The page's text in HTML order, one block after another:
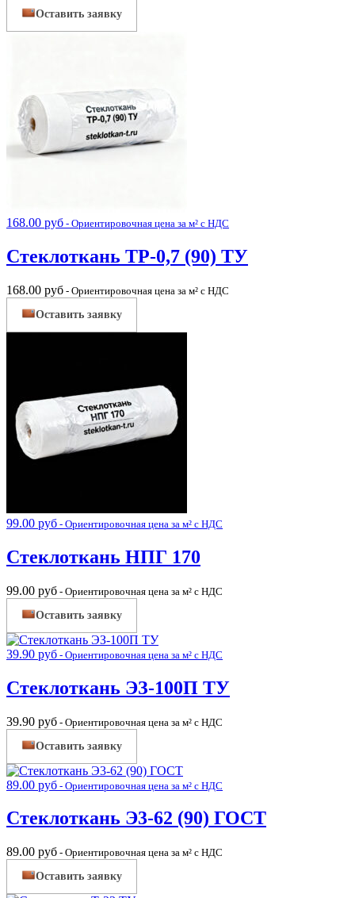
Оставить заявку
168.00 руб - Ориентировочная цена за м² с НДС
Стеклоткань ТР-0,7 (90) ТУ
168.00 руб - Ориентировочная цена за м² с НДС
Оставить заявку
99.00 руб - Ориентировочная цена за м² с НДС
Стеклоткань НПГ 170
99.00 руб - Ориентировочная цена за м² с НДС
Оставить заявку
39.90 руб - Ориентировочная цена за м² с НДС
Стеклоткань ЭЗ-100П ТУ
39.90 руб - Ориентировочная цена за м² с НДС
Оставить заявку
89.00 руб - Ориентировочная цена за м² с НДС
Стеклоткань Э3-62 (90) ГОСТ
89.00 руб - Ориентировочная цена за м² с НДС
Оставить заявку